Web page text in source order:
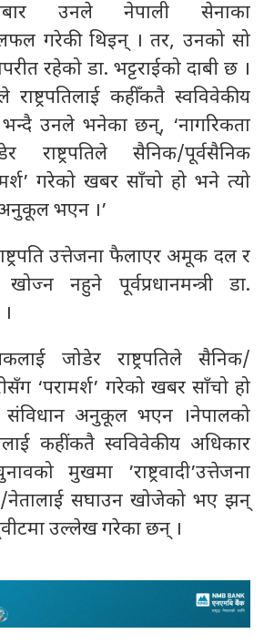
उनले नेपाली सेनाका
गरेकी थिइन् । तर, उनको सो
रहेको डा. भट्टराईको दाबी छ ।
कहीँकतै स्वविवेकीय
उनले भनेका छन्, ‘नागरिकता
राष्ट्रपतिले सैनिक/पूर्वसैनिक
गरेको खबर साँचो हो भने त्यो
भएन ।’
उत्तेजना फैलाएर अमूक दल र
नहुने पूर्वप्रधानमन्त्री डा.
जोडेर राष्ट्रपतिले सैनिक/
‘परामर्श’ गरेको खबर साँचो हो
संविधान अनुकूल भएन ।नेपालको
कहींकतै स्वविवेकीय अधिकार
मुखमा ’राष्ट्रवादी’उत्तेजना
सघाउन खोजेको भए झन्
उल्लेख गरेका छन् ।